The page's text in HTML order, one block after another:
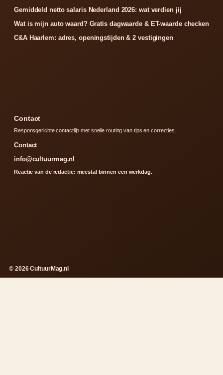
Gemiddeld netto salaris Nederland 2026: wat verdien jij
Wat is mijn auto waard? Gratis dagwaarde & ET-waarde checken
C&A Haarlem: adres, openingstijden & 2 vestigingen
Contact
Responsgerichte contactlijn met snelle routing van tips en correcties.
Contact
info@cultuurmag.nl
Reactie van de redactie: meestal binnen een werkdag.
© 2026 CultuurMag.nl